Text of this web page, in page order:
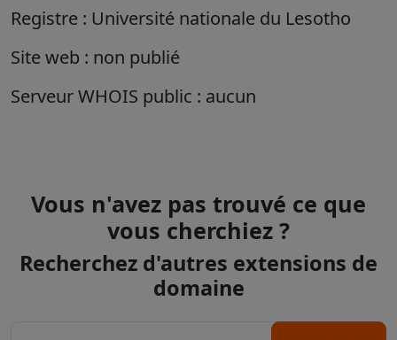
Registre : Université nationale du Lesotho
Site web : non publié
Serveur WHOIS public : aucun
Vous n'avez pas trouvé ce que
vous cherchiez ?
Recherchez d'autres extensions de
domaine